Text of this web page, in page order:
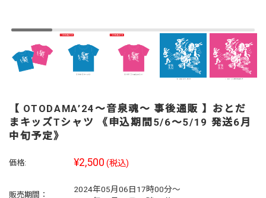
【 OTODAMA’24～音泉魂～ 事後通販 】おとだ
まキッズTシャツ 《申込期間5/6～5/19 発送6月
中旬予定》
価格: ¥2,500 (税込)
販売期間：
2024年05月06日17時00分～